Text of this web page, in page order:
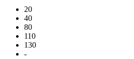
20
40
80
110
130
-